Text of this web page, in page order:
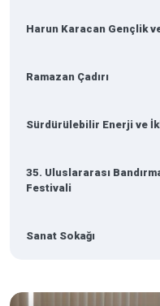
Harun Karacan Gençlik
Ramazan Çadırı
Sürdürülebilir Enerji ve
35. Uluslararası
Festivali
Sanat Sokağı